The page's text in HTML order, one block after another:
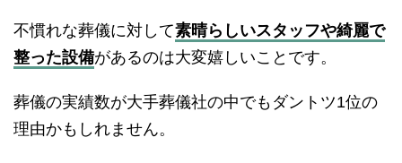
不慣れな葬儀に対して素晴らしいスタッフや綺麗で
整った設備があるのは大変嬉しいことです。
葬儀の実績数が大手葬儀社の中でもダントツ1位の
理由かもしれません。